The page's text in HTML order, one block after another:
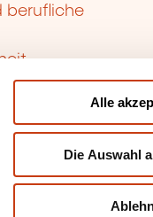
Alle
Die Auswahl
berufliche